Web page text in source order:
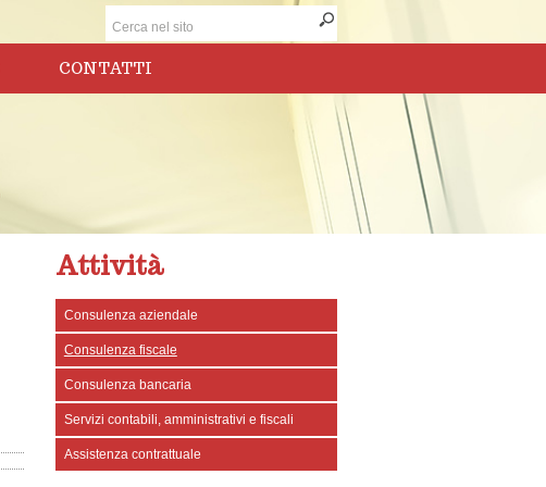
CONTATTI
Attività
Consulenza aziendale
Consulenza fiscale
Consulenza bancaria
Servizi contabili, amministrativi e fiscali
Assistenza contrattuale